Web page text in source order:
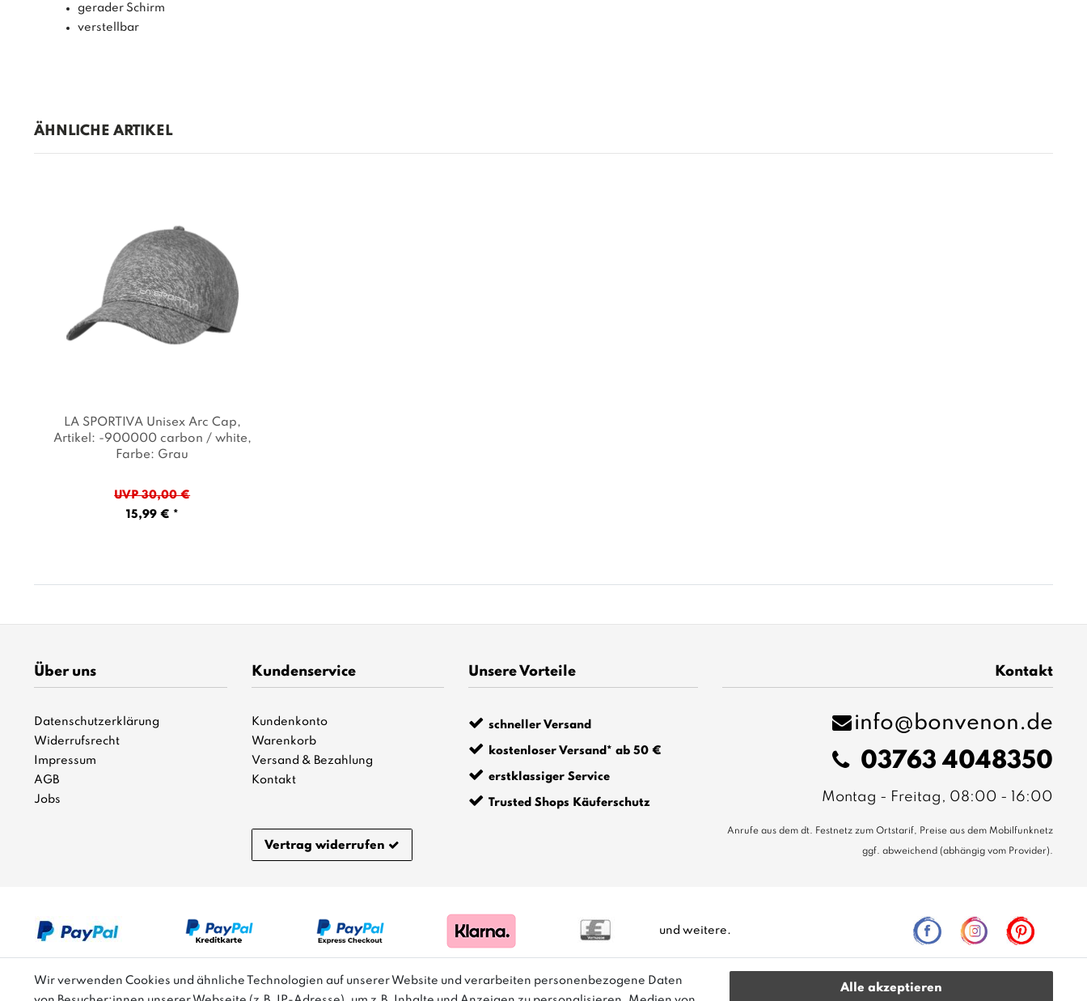
gerader Schirm
verstellbar
ÄHNLICHE ARTIKEL
LA SPORTIVA Unisex Arc Cap,
Artikel: -900000 carbon / white,
Farbe: Grau
UVP 30,00 €
15,99 € *
Über uns
Datenschutzerklärung
Widerrufsrecht
Impressum
AGB
Jobs
Kundenservice
Kundenkonto
Warenkorb
Versand & Bezahlung
Kontakt
Vertrag widerrufen
Unsere Vorteile
schneller Versand
kostenloser Versand* ab 50 €
erstklassiger Service
Trusted Shops Käuferschutz
Kontakt
info@bonvenon.de
03763 4048350
Montag - Freitag, 08:00 - 16:00
Anrufe aus dem dt. Festnetz zum Ortstarif, Preise aus dem Mobilfunknetz
ggf. abweichend (abhängig vom Provider).
und weitere.
Wir verwenden Cookies und ähnliche Technologien auf unserer Website und verarbeiten personenbezogene Daten
Alle akzeptieren